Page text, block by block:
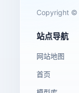
Copyright ©
站点导航
网站地图
首页